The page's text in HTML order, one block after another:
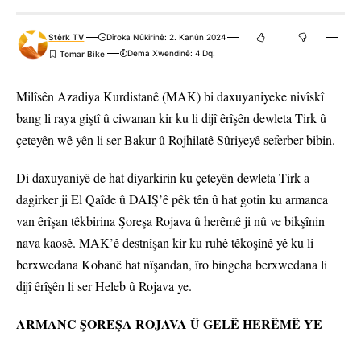
Stêrk TV
Dîroka Nûkirinê: 2. Kanûn 2024
Dema Xwendinê: 4 Dq.
Milîsên Azadiya Kurdistanê (MAK) bi daxuyaniyeke nivîskî
bang li raya giştî û ciwanan kir ku li dijî êrîşên dewleta Tirk û
çeteyên wê yên li ser Bakur û Rojhilatê Sûriyeyê seferber bibin.
Di daxuyaniyê de hat diyarkirin ku çeteyên dewleta Tirk a
dagirker ji El Qaîde û DAIŞ’ê pêk tên û hat gotin ku armanca
van êrîşan têkbirina Şoreşa Rojava û herêmê ji nû ve bikşînin
nava kaosê. MAK’ê destnîşan kir ku ruhê têkoşînê yê ku li
berxwedana Kobanê hat nîşandan, îro bingeha berxwedana li
dijî êrîşên li ser Heleb û Rojava ye.
ARMANC ŞOREŞA ROJAVA Û GELÊ HERÊMÊ YE